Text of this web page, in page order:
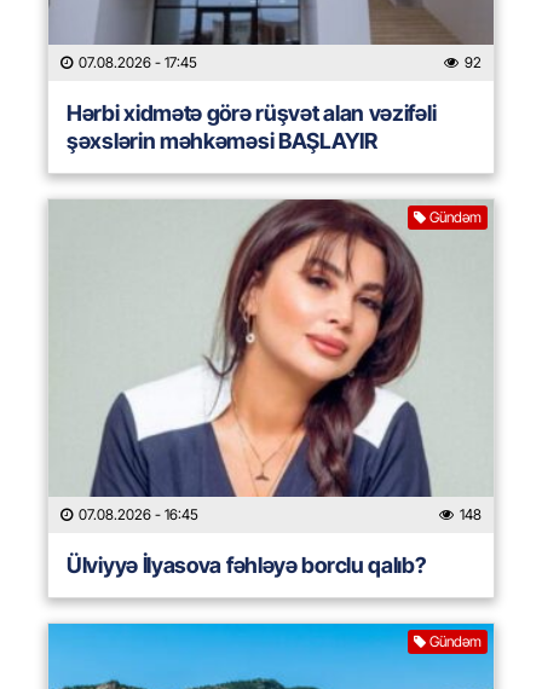
07.08.2026 - 17:45 92
Hərbi xidmətə görə rüşvət alan vəzifəli
şəxslərin məhkəməsi BAŞLAYIR
Gündəm
07.08.2026 - 16:45 148
Ülviyyə İlyasova fəhləyə borclu qalıb?
Gündəm